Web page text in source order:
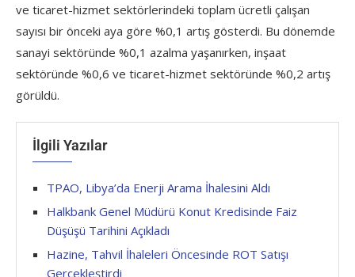
ve ticaret-hizmet sektörlerindeki toplam ücretli çalışan
sayısı bir önceki aya göre %0,1 artış gösterdi. Bu dönemde
sanayi sektöründe %0,1 azalma yaşanırken, inşaat
sektöründe %0,6 ve ticaret-hizmet sektöründe %0,2 artış
görüldü.
İlgili Yazılar
TPAO, Libya’da Enerji Arama İhalesini Aldı
Halkbank Genel Müdürü Konut Kredisinde Faiz
Düşüşü Tarihini Açıkladı
Hazine, Tahvil İhaleleri Öncesinde ROT Satışı
Gerçekleştirdi